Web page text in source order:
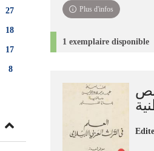
Plus d'infos
1 exemplaire disponible
27
18
17
8